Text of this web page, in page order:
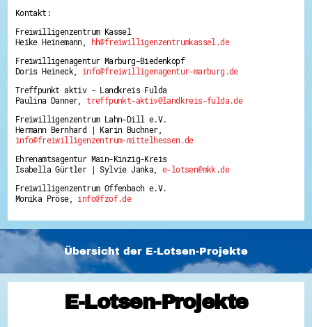
Kontakt:
Freiwilligenzentrum Kassel
Heike Heinemann,
hh@freiwilligenzentrumkassel.de
Freiwilligenagentur Marburg-Biedenkopf
Doris Heineck, info@freiwilligenagentur-marburg.de
Treffpunkt aktiv - Landkreis Fulda
Paulina Danner,treffpunkt-aktiv@landkreis-fulda.de
Freiwilligenzentrum Lahn-Dill e.V.
Hermann Bernhard | Karin Buchner,
info@freiwilligenzentrum-mittelhessen.de
Ehrenamtsagentur Main-Kinzig-Kreis
Isabella Gürtler | Sylvie Janka,e-lotsen@mkk.de
Freiwilligenzentrum Offenbach e.V.
Monika Pröse, info@fzof.de
Übersicht der E-Lotsen-Projekte
E-Lotsen-Projekte